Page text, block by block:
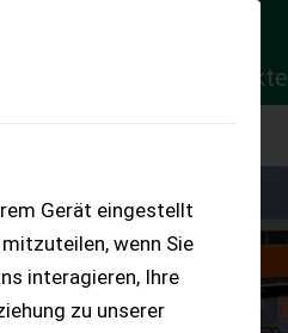
Gerät eingestellt
wenn Sie
interagieren, Ihre
zu unserer
Online-Produkte